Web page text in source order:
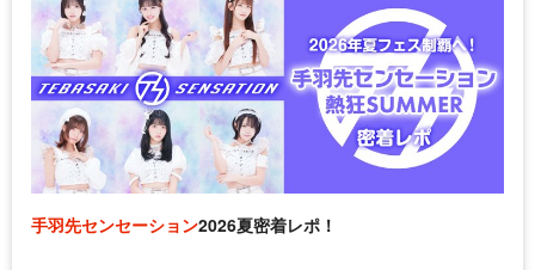
手羽先センセーション2026夏密着レポ！